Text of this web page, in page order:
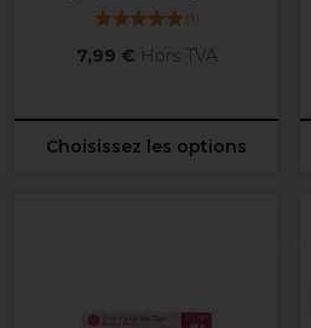
(1)
7,99 € Hors TVA
Choisissez les options